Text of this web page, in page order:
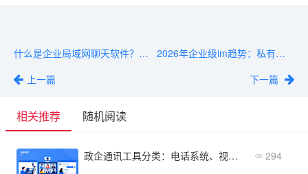
什么是企业局域网聊天软件？定义、核心功能与部署场景全解析
上一篇
2026年企业级im趋势：私有化部署与AI赋能的五大方向
下一篇
相关推荐 随机阅读
政企通讯工具分类：电话系统、视频会议、即时通讯如何选择 294